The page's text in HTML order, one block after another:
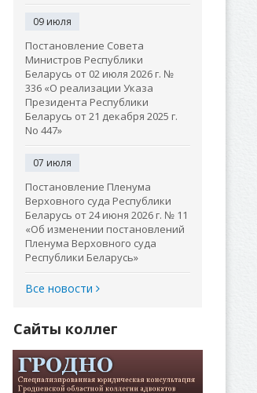
09 июля
Постановление Совета
Министров Республики
Беларусь от 02 июля 2026 г. №
336 «О реализации Указа
Президента Республики
Беларусь от 21 декабря 2025 г.
No 447»
07 июля
Постановление Пленума
Верховного суда Республики
Беларусь от 24 июня 2026 г. № 11
«Об изменении постановлений
Пленума Верховного суда
Республики Беларусь»
Все новости
Сайты коллег